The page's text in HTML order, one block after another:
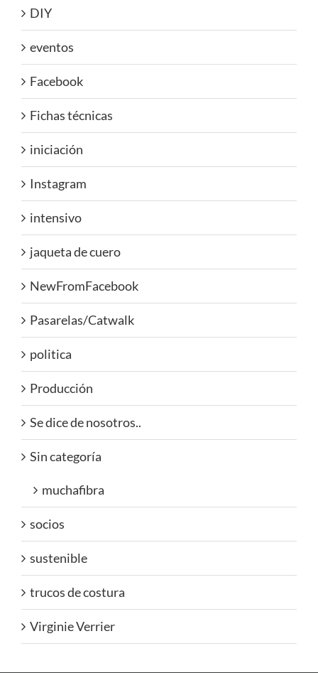
DIY
eventos
Facebook
Fichas técnicas
iniciación
Instagram
intensivo
jaqueta de cuero
NewFromFacebook
Pasarelas/Catwalk
politica
Producción
Se dice de nosotros..
Sin categoría
muchafibra
socios
sustenible
trucos de costura
Virginie Verrier